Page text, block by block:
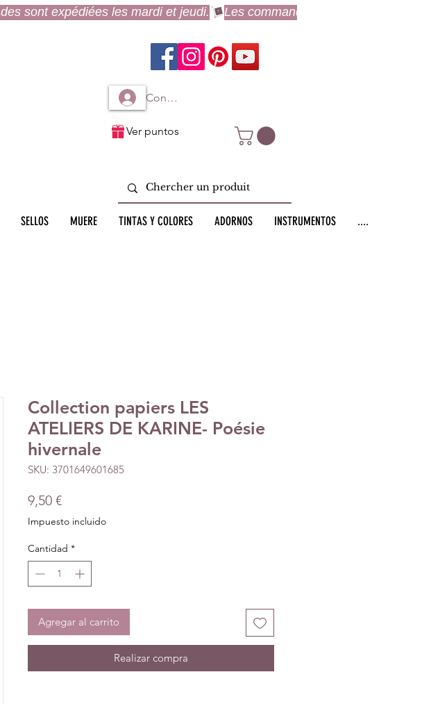
Connexion à mon compte
Ver puntos
SELLOS MUERE TINTAS Y COLORES ADORNOS INSTRUMENTOS ....
Collection papiers LES
ATELIERS DE KARINE- Poésie
hivernale
SKU: 3701649601685
9,50 €Precio
Impuesto incluido
Cantidad *
Agregar al carrito
Realizar compra